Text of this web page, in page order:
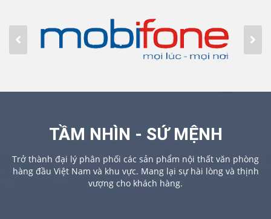
TẦM NHÌN - SỨ MỆNH
Trở thành đại lý phân phối các sản phẩm nội thất văn phòng
hàng đầu Việt Nam và khu vực. Mang lại sự hài lòng và thịnh
vượng cho khách hàng.